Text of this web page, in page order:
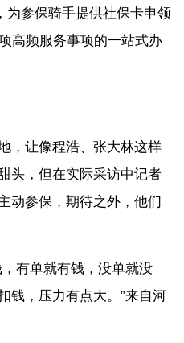
为参保骑手提供社保卡申领
高频服务事项的一站式办
，让像程浩、张大林这样
头，但在实际采访中记者
动参保，期待之外，他们
有单就有钱，没单就没
钱，压力有点大。”来自河